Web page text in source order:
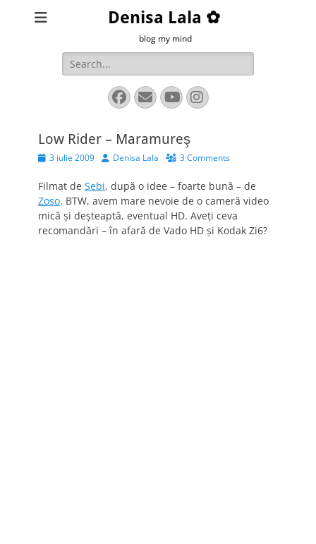
Denisa Lala ✿
blog my mind
Search
for:
Facebook
EmailYouTube
Instagram
Low Rider – Maramureş
Posted3 iulie 2009 AuthorDenisa Lala 3 Comments
Filmat de Sebi, după o idee – foarte bună – de
Zoso. BTW, avem mare nevoie de o cameră video
mică şi deşteaptă, eventual HD. Aveţi ceva
recomandări – în afară de Vado HD şi Kodak Zi6?